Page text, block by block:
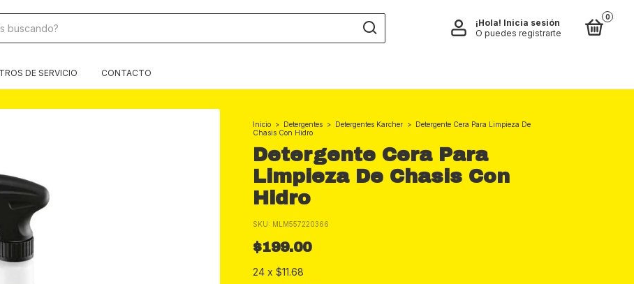
¡Hola! Inicia sesión
O puedes registrarte
0
DE SERVICIO CONTACTO
Inicio > Detergentes > Detergentes Karcher > Detergente Cera Para Limpieza De
Chasis Con Hidro
Detergente Cera Para
Limpieza De Chasis Con
Hidro
SKU: MLM557220366
$199.00
24 x $11.68